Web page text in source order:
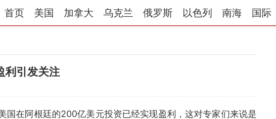
首页 美国 加拿大 乌克兰 俄罗斯 以色列 南海 国际
利引发关注
在阿根廷的200亿美元投资已经实现盈利，这对专家们来说是